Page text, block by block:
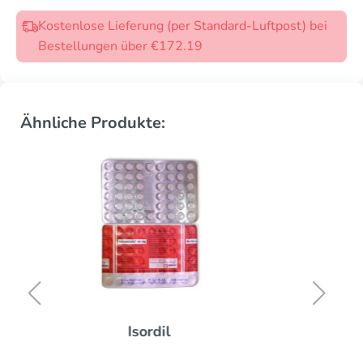
Kostenlose Lieferung (per Standard-Luftpost) bei
Bestellungen über €172.19
Ähnliche Produkte: